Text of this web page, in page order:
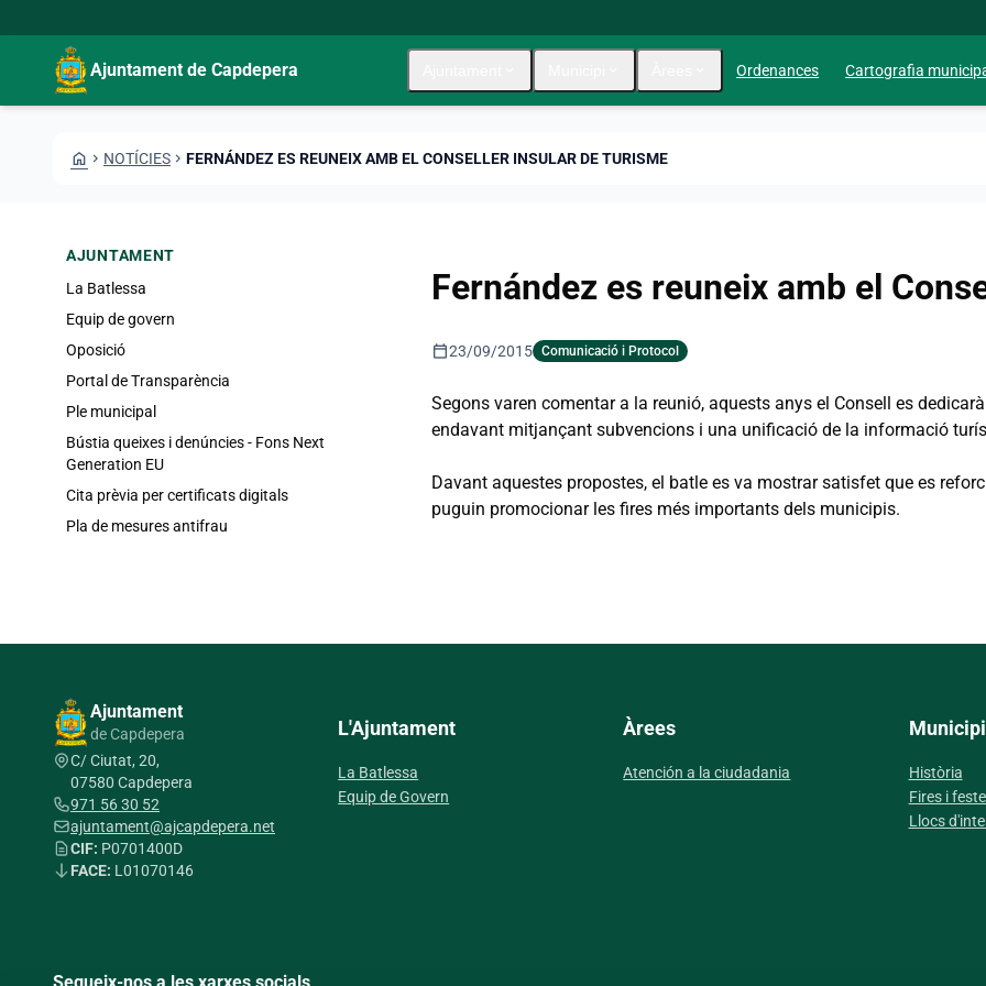
Ajuntament de Capdepera Ordenances Cartografia
HOME CHEVRON_RIGHT NOTÍCIES CHEVRON_RIGHT FERNÁNDEZ ES REUNEIX AMB EL CONSELLER INSULAR DE TURISME
AJUNTAMENT
La Batlessa
Equip de govern
Oposició
Portal de Transparència
Ple municipal
Bústia queixes i denúncies - Fons Next
Generation EU
Cita prèvia per certificats digitals
Pla de mesures antifrau
Fernández es reuneix amb el
calendar_today23/09/2015 Comunicació i Protocol
Segons varen comentar a la reunió, aquests anys el Consell es
endavant mitjançant subvencions i una unificació de la informació
Davant aquestes propostes, el batle es va mostrar satisfet que es
puguin promocionar les fires més importants dels municipis.
Ajuntament
de Capdepera
C/ Ciutat, 20,
07580 Capdepera
971 56 30 52
ajuntament@ajcapdepera.net
CIF: P0701400D
FACE: L01070146
L'Ajuntament
La Batlessa
Equip de Govern
Àrees
Atención a la ciudadania
Municipi
Història
Fires i
Llocs